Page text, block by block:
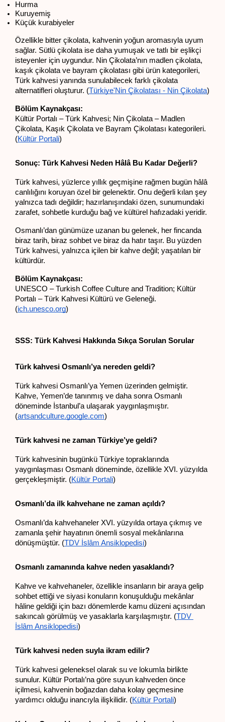
Hurma
Kuruyemiş
Küçük kurabiyeler
Özellikle bitter çikolata, kahvenin yoğun aromasıyla uyum
sağlar. Sütlü çikolata ise daha yumuşak ve tatlı bir eşlikçi
isteyenler için uygundur. Nin Çikolata’nın madlen çikolata,
kaşık çikolata ve bayram çikolatası gibi ürün kategorileri,
Türk kahvesi yanında sunulabilecek farklı çikolata
alternatifleri oluşturur. (Türkiye'Nin Çikolatası - Nin Çikolata)
Bölüm Kaynakçası:
Kültür Portalı – Türk Kahvesi; Nin Çikolata – Madlen
Çikolata, Kaşık Çikolata ve Bayram Çikolatası kategorileri.
(Kültür Portali)
Sonuç: Türk Kahvesi Neden Hâlâ Bu Kadar Değerli?
Türk kahvesi, yüzlerce yıllık geçmişine rağmen bugün hâlâ
canlılığını koruyan özel bir gelenektir. Onu değerli kılan şey
yalnızca tadı değildir; hazırlanışındaki özen, sunumundaki
zarafet, sohbetle kurduğu bağ ve kültürel hafızadaki yeridir.
Osmanlı’dan günümüze uzanan bu gelenek, her fincanda
biraz tarih, biraz sohbet ve biraz da hatır taşır. Bu yüzden
Türk kahvesi, yalnızca içilen bir kahve değil; yaşatılan bir
kültürdür.
Bölüm Kaynakçası:
UNESCO – Turkish Coffee Culture and Tradition; Kültür
Portalı – Türk Kahvesi Kültürü ve Geleneği.
(ich.unesco.org)
SSS: Türk Kahvesi Hakkında Sıkça Sorulan Sorular
Türk kahvesi Osmanlı’ya nereden geldi?
Türk kahvesi Osmanlı’ya Yemen üzerinden gelmiştir.
Kahve, Yemen’de tanınmış ve daha sonra Osmanlı
döneminde İstanbul’a ulaşarak yaygınlaşmıştır.
(artsandculture.google.com)
Türk kahvesi ne zaman Türkiye’ye geldi?
Türk kahvesinin bugünkü Türkiye topraklarında
yaygınlaşması Osmanlı döneminde, özellikle XVI. yüzyılda
gerçekleşmiştir. (Kültür Portali)
Osmanlı’da ilk kahvehane ne zaman açıldı?
Osmanlı’da kahvehaneler XVI. yüzyılda ortaya çıkmış ve
zamanla şehir hayatının önemli sosyal mekânlarına
dönüşmüştür. (TDV İslâm Ansiklopedisi)
Osmanlı zamanında kahve neden yasaklandı?
Kahve ve kahvehaneler, özellikle insanların bir araya gelip
sohbet ettiği ve siyasi konuların konuşulduğu mekânlar
hâline geldiği için bazı dönemlerde kamu düzeni açısından
sakıncalı görülmüş ve yasaklarla karşılaşmıştır. (TDV
İslâm Ansiklopedisi)
Türk kahvesi neden suyla ikram edilir?
Türk kahvesi geleneksel olarak su ve lokumla birlikte
sunulur. Kültür Portalı’na göre suyun kahveden önce
içilmesi, kahvenin boğazdan daha kolay geçmesine
yardımcı olduğu inancıyla ilişkilidir. (Kültür Portali)